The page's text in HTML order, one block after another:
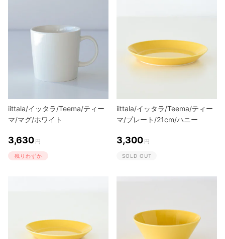
iittala/イッタラ/Teema/ティー
マ/マグ/ホワイト
3,630 円
残りわずか
iittala/イッタラ/Teema/ティー
マ/プレート/21cm/ハニー
3,300 円
SOLD OUT